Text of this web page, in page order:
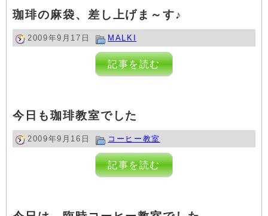
珈琲の麻袋、差し上げま～す♪
2009年9月17日 MALKI
記事を読む
今日も珈琲教室でした
2009年9月16日 コーヒー教室
記事を読む